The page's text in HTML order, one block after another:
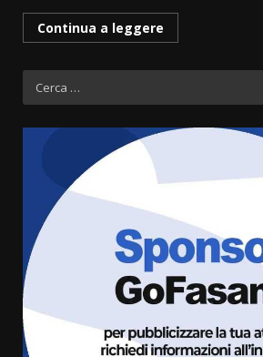
Continua a leggere
Ricerca
per:
3
Residenti di
al Prefetto: “Noi
5 Agosto 2026 06:15
A Savelletri torna
Pesce Spada:
5 Agosto 2026 06:10